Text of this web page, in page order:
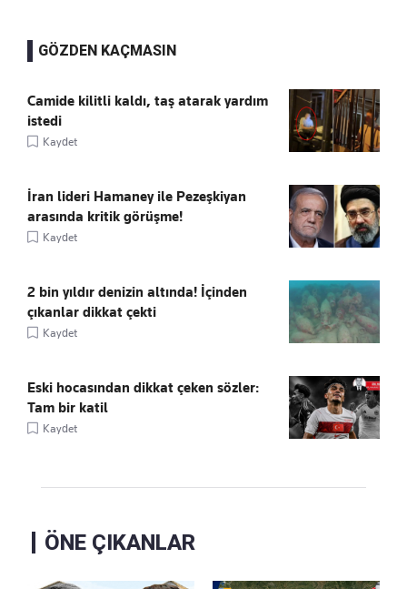
GÖZDEN KAÇMASIN
Camide kilitli kaldı, taş atarak yardım
istedi
Kaydet
İran lideri Hamaney ile Pezeşkiyan
arasında kritik görüşme!
Kaydet
2 bin yıldır denizin altında! İçinden
çıkanlar dikkat çekti
Kaydet
Eski hocasından dikkat çeken sözler:
Tam bir katil
Kaydet
ÖNE ÇIKANLAR